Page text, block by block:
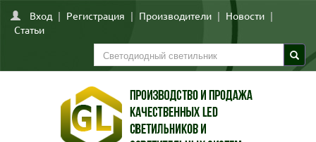
Вход | Регистрация | Производители | Новости |
Статьи